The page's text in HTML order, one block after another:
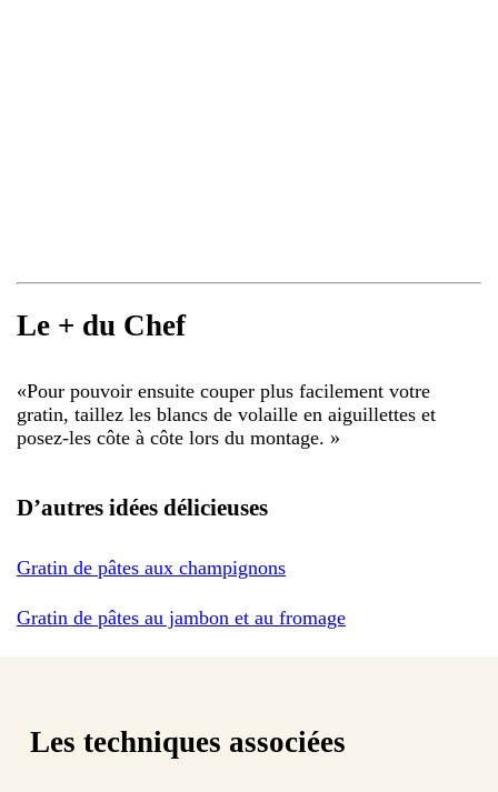
Le + du Chef
«Pour pouvoir ensuite couper plus facilement votre
gratin, taillez les blancs de volaille en aiguillettes et
posez-les côte à côte lors du montage. »
D’autres idées délicieuses
Gratin de pâtes aux champignons
Gratin de pâtes au jambon et au fromage
Les techniques associées